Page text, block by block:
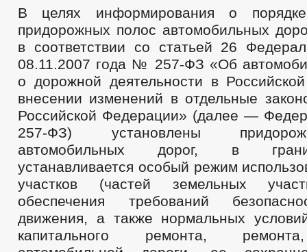
В целях информирования о порядке
придорожных полос автомобильных
в соответствии со статьей 26
08.11.2007 года № 257-ФЗ «Об
о дорожной деятельности в
внесении изменений в отдельные
Российской Федерации» (далее —
257-ФЗ) установлены
автомобильных дорог, в
устанавливается особый режим
участков (частей земельных
обеспечения требований
движения, а также нормальных
капитального ремонта,